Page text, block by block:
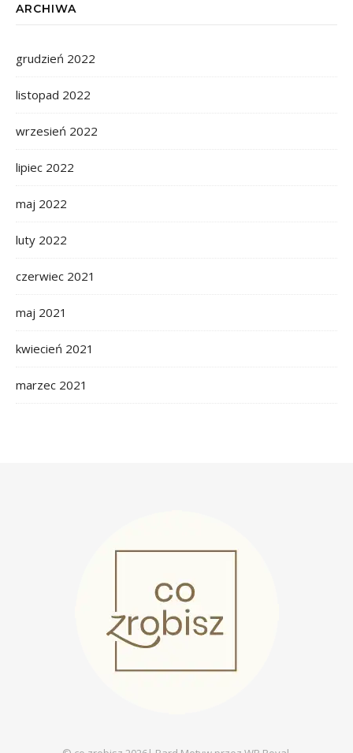
ARCHIWA
grudzień 2022
listopad 2022
wrzesień 2022
lipiec 2022
maj 2022
luty 2022
czerwiec 2021
maj 2021
kwiecień 2021
marzec 2021